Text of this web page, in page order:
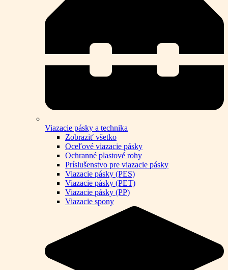
Viazacie pásky a technika
Zobraziť všetko
Oceľové viazacie pásky
Ochranné plastové rohy
Príslušenstvo pre viazacie pásky
Viazacie pásky (PES)
Viazacie pásky (PET)
Viazacie pásky (PP)
Viazacie spony